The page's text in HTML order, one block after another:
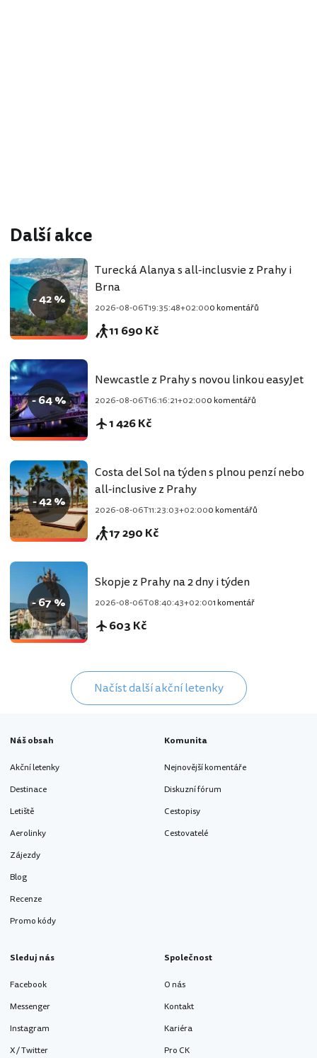
Další akce
- 42 %
Turecká Alanya s all-inclusvie z Prahy i
Brna
2026-08-06T19:35:48+02:000 komentářů
11 690 Kč
- 64 %
Newcastle z Prahy s novou linkou easyJet
2026-08-06T16:16:21+02:000 komentářů
1 426 Kč
- 42 %
Costa del Sol na týden s plnou penzí nebo
all-inclusive z Prahy
2026-08-06T11:23:03+02:000 komentářů
17 290 Kč
- 67 %
Skopje z Prahy na 2 dny i týden
2026-08-06T08:40:43+02:001 komentář
603 Kč
Načíst další akční letenky
Náš obsah
Akční letenky
Destinace
Letiště
Aerolinky
Zájezdy
Blog
Recenze
Promo kódy
Komunita
Nejnovější komentáře
Diskuzní fórum
Cestopisy
Cestovatelé
Sleduj nás
Facebook
Messenger
Instagram
X / Twitter
Společnost
O nás
Kontakt
Kariéra
Pro CK